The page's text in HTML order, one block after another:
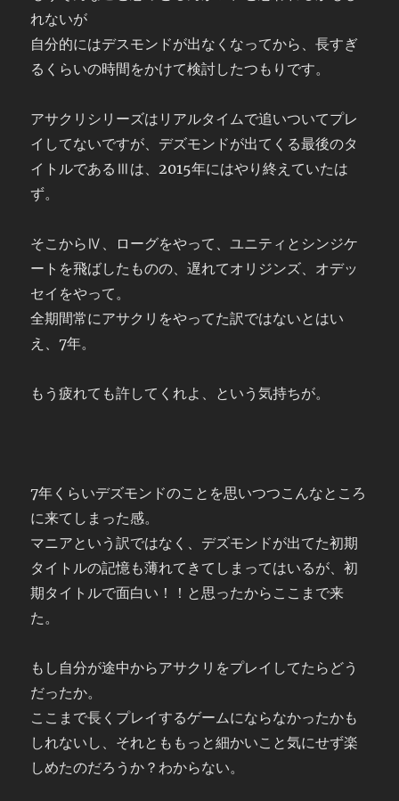
れないが
自分的にはデスモンドが出なくなってから、長すぎ
るくらいの時間をかけて検討したつもりです。
アサクリシリーズはリアルタイムで追いついてプレ
イしてないですが、デズモンドが出てくる最後のタ
イトルであるⅢは、2015年にはやり終えていたは
ず。
そこからⅣ、ローグをやって、ユニティとシンジケ
ートを飛ばしたものの、遅れてオリジンズ、オデッ
セイをやって。
全期間常にアサクリをやってた訳ではないとはい
え、7年。
もう疲れても許してくれよ、という気持ちが。
7年くらいデズモンドのことを思いつつこんなところ
に来てしまった感。
マニアという訳ではなく、デズモンドが出てた初期
タイトルの記憶も薄れてきてしまってはいるが、初
期タイトルで面白い！！と思ったからここまで来
た。
もし自分が途中からアサクリをプレイしてたらどう
だったか。
ここまで長くプレイするゲームにならなかったかも
しれないし、それとももっと細かいこと気にせず楽
しめたのだろうか？わからない。